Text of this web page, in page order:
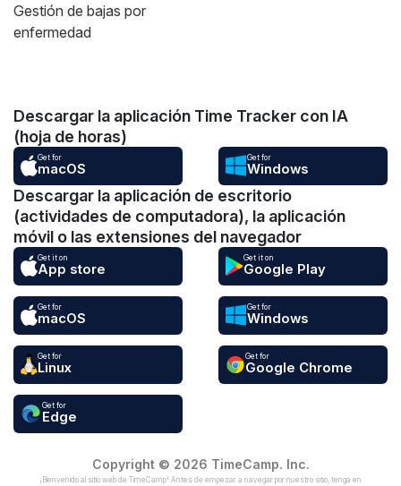
Gestión de bajas por
enfermedad
Descargar la aplicación Time Tracker con IA
(hoja de horas)
Get for
macOS
Get for
Windows
Descargar la aplicación de escritorio
(actividades de computadora), la aplicación
móvil o las extensiones del navegador
Get it on
App store
Get it on
Google Play
Get for
macOS
Get for
Windows
Get for
Linux
Get for
Google Chrome
Get for
Edge
Copyright © 2026 TimeCamp. Inc.
¡Bienvenido al sitio web de TimeCamp! Antes de empezar a navegar por nuestro sitio, tenga en